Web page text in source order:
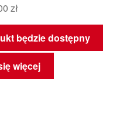
zł
będzie dostępny
więcej